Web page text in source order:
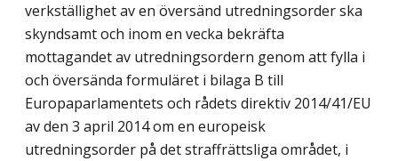
verkställighet av en översänd utredningsorder ska
skyndsamt och inom en vecka bekräfta
mottagandet av utredningsordern genom att fylla i
och översända formuläret i bilaga B till
Europaparlamentets och rådets direktiv 2014/41/EU
av den 3 april 2014 om en europeisk
utredningsorder på det straffrättsliga området, i